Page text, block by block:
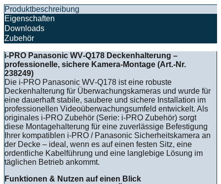
Produktbeschreibung
Eigenschaften
Downloads
Zubehör
i‑PRO Panasonic WV‑Q178 Deckenhalterung –
professionelle, sichere Kamera-Montage (Art.-Nr.
238249)
Die i‑PRO Panasonic WV‑Q178 ist eine robuste
Deckenhalterung für Überwachungskameras und wurde für
eine dauerhaft stabile, saubere und sichere Installation im
professionellen Videoüberwachungsumfeld entwickelt. Als
originales i‑PRO Zubehör (Serie: i‑PRO Zubehör) sorgt
diese Montagehalterung für eine zuverlässige Befestigung
Ihrer kompatiblen i‑PRO / Panasonic Sicherheitskamera an
der Decke – ideal, wenn es auf einen festen Sitz, eine
ordentliche Kabelführung und eine langlebige Lösung im
täglichen Betrieb ankommt.
Funktionen & Nutzen auf einen Blick